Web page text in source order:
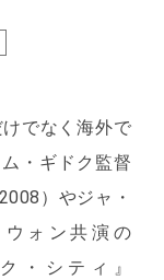
でなく海外で
・ギドク監督
）やジャ・
ォン共演の
・シティ』